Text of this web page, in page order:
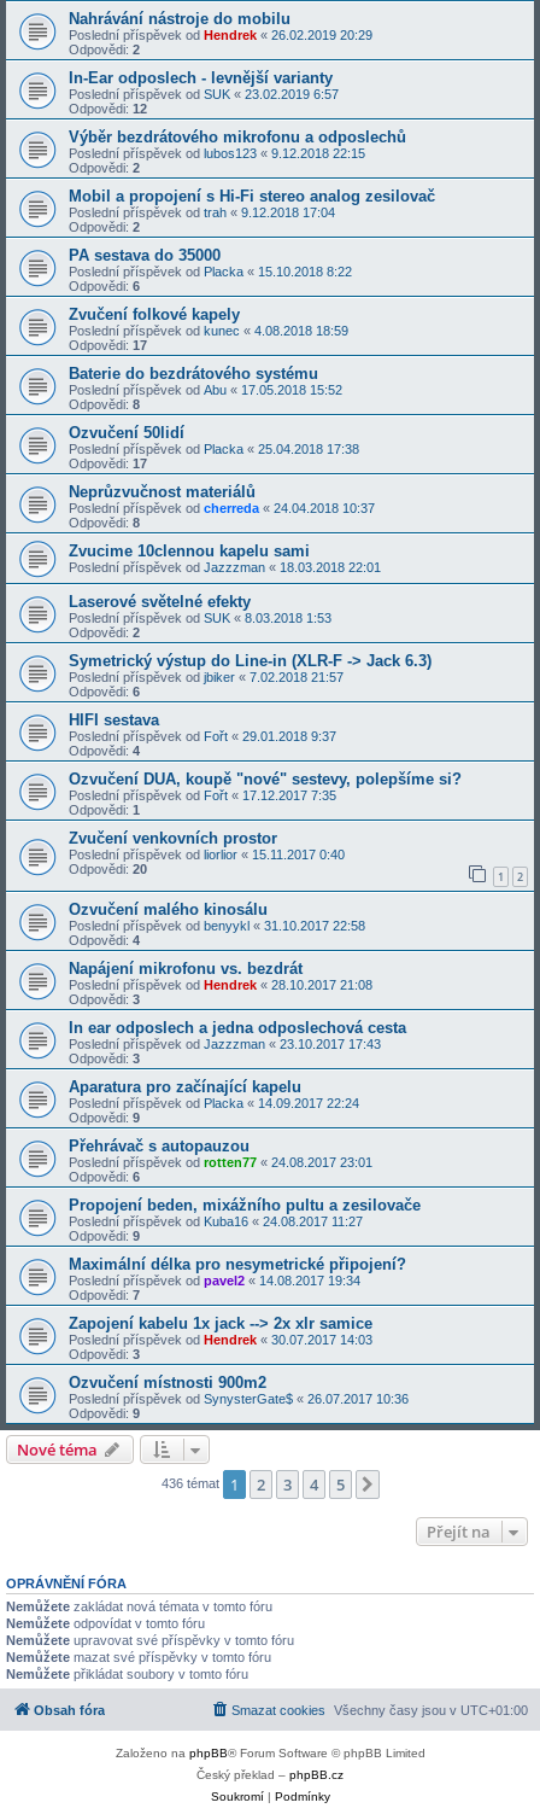
Nahrávání nástroje do mobilu
Poslední příspěvek od Hendrek « 26.02.2019 20:29
Odpovědi: 2
In-Ear odposlech - levnější varianty
Poslední příspěvek od SUK « 23.02.2019 6:57
Odpovědi: 12
Výběr bezdrátového mikrofonu a odposlechů
Poslední příspěvek od lubos123 « 9.12.2018 22:15
Odpovědi: 2
Mobil a propojení s Hi-Fi stereo analog zesilovač
Poslední příspěvek od trah « 9.12.2018 17:04
Odpovědi: 2
PA sestava do 35000
Poslední příspěvek od Placka « 15.10.2018 8:22
Odpovědi: 6
Zvučení folkové kapely
Poslední příspěvek od kunec « 4.08.2018 18:59
Odpovědi: 17
Baterie do bezdrátového systému
Poslední příspěvek od Abu « 17.05.2018 15:52
Odpovědi: 8
Ozvučení 50lidí
Poslední příspěvek od Placka « 25.04.2018 17:38
Odpovědi: 17
Neprůzvučnost materiálů
Poslední příspěvek od cherreda « 24.04.2018 10:37
Odpovědi: 8
Zvucime 10clennou kapelu sami
Poslední příspěvek od Jazzzman « 18.03.2018 22:01
Laserové světelné efekty
Poslední příspěvek od SUK « 8.03.2018 1:53
Odpovědi: 2
Symetrický výstup do Line-in (XLR-F -> Jack 6.3)
Poslední příspěvek od jbiker « 7.02.2018 21:57
Odpovědi: 6
HIFI sestava
Poslední příspěvek od Fořt « 29.01.2018 9:37
Odpovědi: 4
Ozvučení DUA, koupě "nové" sestevy, polepšíme si?
Poslední příspěvek od Fořt « 17.12.2017 7:35
Odpovědi: 1
Zvučení venkovních prostor
Poslední příspěvek od liorlior « 15.11.2017 0:40
Odpovědi: 20 1 2
Ozvučení malého kinosálu
Poslední příspěvek od benyykl « 31.10.2017 22:58
Odpovědi: 4
Napájení mikrofonu vs. bezdrát
Poslední příspěvek od Hendrek « 28.10.2017 21:08
Odpovědi: 3
In ear odposlech a jedna odposlechová cesta
Poslední příspěvek od Jazzzman « 23.10.2017 17:43
Odpovědi: 3
Aparatura pro začínající kapelu
Poslední příspěvek od Placka « 14.09.2017 22:24
Odpovědi: 9
Přehrávač s autopauzou
Poslední příspěvek od rotten77 « 24.08.2017 23:01
Odpovědi: 6
Propojení beden, mixážního pultu a zesilovače
Poslední příspěvek od Kuba16 « 24.08.2017 11:27
Odpovědi: 9
Maximální délka pro nesymetrické připojení?
Poslední příspěvek od pavel2 « 14.08.2017 19:34
Odpovědi: 7
Zapojení kabelu 1x jack --> 2x xlr samice
Poslední příspěvek od Hendrek « 30.07.2017 14:03
Odpovědi: 3
Ozvučení místnosti 900m2
Poslední příspěvek od SynysterGate$ « 26.07.2017 10:36
Odpovědi: 9
Nové téma
436 témat 1 2 3 4 5
Přejít na
OPRÁVNĚNÍ FÓRA
Nemůžete zakládat nová témata v tomto fóru
Nemůžete odpovídat v tomto fóru
Nemůžete upravovat své příspěvky v tomto fóru
Nemůžete mazat své příspěvky v tomto fóru
Nemůžete přikládat soubory v tomto fóru
Obsah fóra Všechny časy jsou v UTC+01:00
Smazat cookies
Založeno na phpBB® Forum Software © phpBB Limited
Český překlad – phpBB.cz
Soukromí
Podmínky